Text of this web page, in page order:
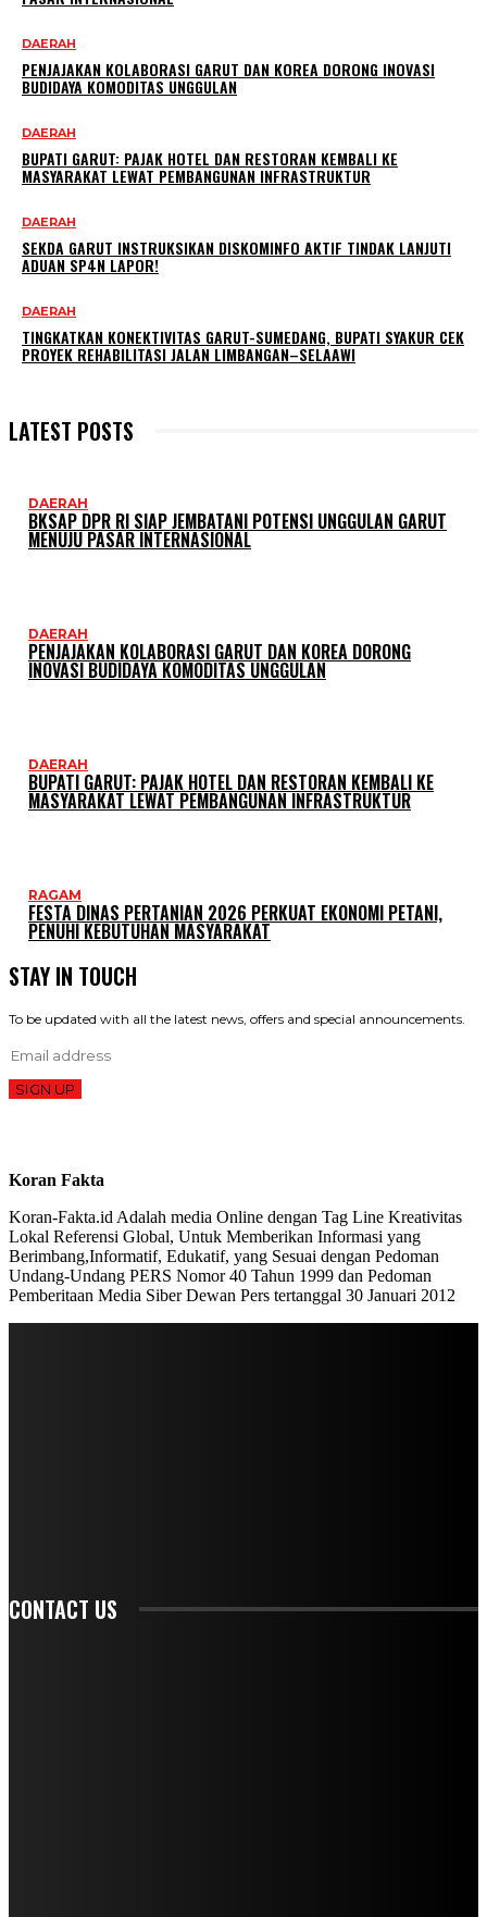
DAERAH
PENJAJAKAN KOLABORASI GARUT DAN KOREA DORONG INOVASI
BUDIDAYA KOMODITAS UNGGULAN
DAERAH
BUPATI GARUT: PAJAK HOTEL DAN RESTORAN KEMBALI KE
MASYARAKAT LEWAT PEMBANGUNAN INFRASTRUKTUR
DAERAH
SEKDA GARUT INSTRUKSIKAN DISKOMINFO AKTIF TINDAK LANJUTI
ADUAN SP4N LAPOR!
DAERAH
TINGKATKAN KONEKTIVITAS GARUT-SUMEDANG, BUPATI SYAKUR CEK
PROYEK REHABILITASI JALAN LIMBANGAN–SELAAWI
LATEST POSTS
DAERAH
BKSAP DPR RI SIAP JEMBATANI POTENSI UNGGULAN GARUT
MENUJU PASAR INTERNASIONAL
DAERAH
PENJAJAKAN KOLABORASI GARUT DAN KOREA DORONG
INOVASI BUDIDAYA KOMODITAS UNGGULAN
DAERAH
BUPATI GARUT: PAJAK HOTEL DAN RESTORAN KEMBALI KE
MASYARAKAT LEWAT PEMBANGUNAN INFRASTRUKTUR
RAGAM
FESTA DINAS PERTANIAN 2026 PERKUAT EKONOMI PETANI,
PENUHI KEBUTUHAN MASYARAKAT
STAY IN TOUCH
To be updated with all the latest news, offers and special announcements.
SIGN UP
Koran Fakta
Koran-Fakta.id Adalah media Online dengan Tag Line Kreativitas
Lokal Referensi Global, Untuk Memberikan Informasi yang
Berimbang,Informatif, Edukatif, yang Sesuai dengan Pedoman
Undang-Undang PERS Nomor 40 Tahun 1999 dan Pedoman
Pemberitaan Media Siber Dewan Pers tertanggal 30 Januari 2012
CONTACT US